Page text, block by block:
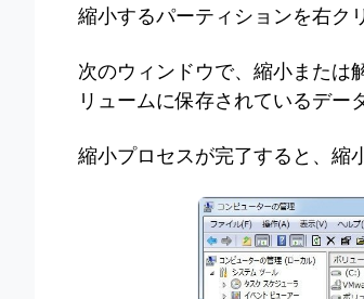
縮小するパーティションを右ク
次のウィンドウで、縮小または
リュームに保存されているデー
縮小プロセスが完了すると、縮